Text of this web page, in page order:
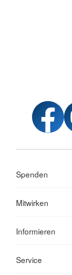
Spenden
Mitwirken
Informieren
Service